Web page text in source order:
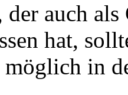
der auch
hat,
in